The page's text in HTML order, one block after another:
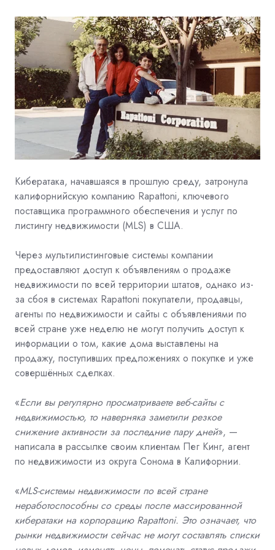
Кибератака, начавшаяся в прошлую среду, затронула
калифорнийскую компанию Rapattoni, ключевого
поставщика программного обеспечения и услуг по
листингу недвижимости (MLS) в США.
Через мультилистинговые системы компании
предоставляют доступ к объявлениям о продаже
недвижимости по всей территории штатов, однако из-
за сбоя в системах Rapattoni покупатели, продавцы,
агенты по недвижимости и сайты с объявлениями по
всей стране уже неделю не могут получить доступ к
информации о том, какие дома выставлены на
продажу, поступивших предложениях о покупке и уже
совершённых сделках.
«Если вы регулярно просматриваете веб-сайты с
недвижимостью, то наверняка заметили резкое
снижение активности за последние пару дней», —
написала в рассылке своим клиентам Пег Кинг, агент
по недвижимости из округа Сонома в Калифорнии.
«MLS-системы недвижимости по всей стране
неработоспособны со среды после массированной
кибератаки на корпорацию Rapattoni. Это означает, что
рынки недвижимости сейчас не могут составлять списки